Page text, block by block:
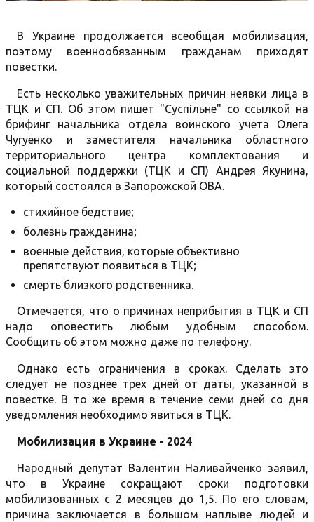
В Украине продолжается всеобщая мобилизация,
поэтому военнообязанным гражданам приходят
повестки.
Есть несколько уважительных причин неявки лица в
ТЦК и СП. Об этом пишет "Суспільне" со ссылкой на
брифинг начальника отдела воинского учета Олега
Чугуенко и заместителя начальника областного
территориального центра комплектования и
социальной поддержки (ТЦК и СП) Андрея Якунина,
который состоялся в Запорожской ОВА.
стихийное бедствие;
болезнь гражданина;
военные действия, которые объективно
препятствуют появиться в ТЦК;
смерть близкого родственника.
Отмечается, что о причинах неприбытия в ТЦК и СП
надо оповестить любым удобным способом.
Сообщить об этом можно даже по телефону.
Однако есть ограничения в сроках. Сделать это
следует не позднее трех дней от даты, указанной в
повестке. В то же время в течение семи дней со дня
уведомления необходимо явиться в ТЦК.
Мобилизация в Украине - 2024
Народный депутат Валентин Наливайченко заявил,
что в Украине сокращают сроки подготовки
мобилизованных с 2 месяцев до 1,5. По его словам,
причина заключается в большом наплыве людей и